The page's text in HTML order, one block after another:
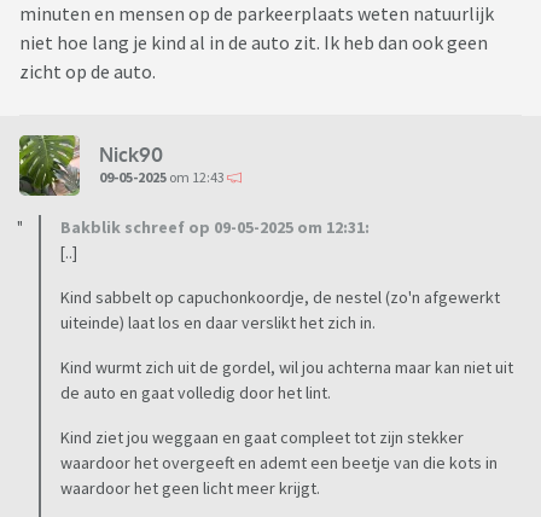
minuten en mensen op de parkeerplaats weten natuurlijk
niet hoe lang je kind al in de auto zit. Ik heb dan ook geen
zicht op de auto.
Nick90
09-05-2025 om 12:43
Bakblik schreef op 09-05-2025 om 12:31:
[..]
Kind sabbelt op capuchonkoordje, de nestel (zo'n afgewerkt
uiteinde) laat los en daar verslikt het zich in.
Kind wurmt zich uit de gordel, wil jou achterna maar kan niet uit
de auto en gaat volledig door het lint.
Kind ziet jou weggaan en gaat compleet tot zijn stekker
waardoor het overgeeft en ademt een beetje van die kots in
waardoor het geen licht meer krijgt.